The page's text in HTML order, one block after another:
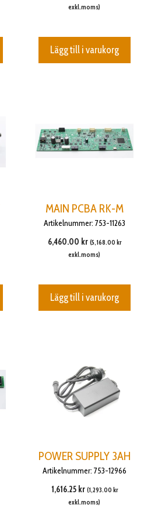
exkl.moms)
Lägg till i varukorg
MAIN PCBA RK-M
Artikelnummer: 753-11263
6,460.00 kr (5,168.00 kr
exkl.moms)
Lägg till i varukorg
POWER SUPPLY 3AH
Artikelnummer: 753-12966
1,616.25 kr (1,293.00 kr
exkl.moms)